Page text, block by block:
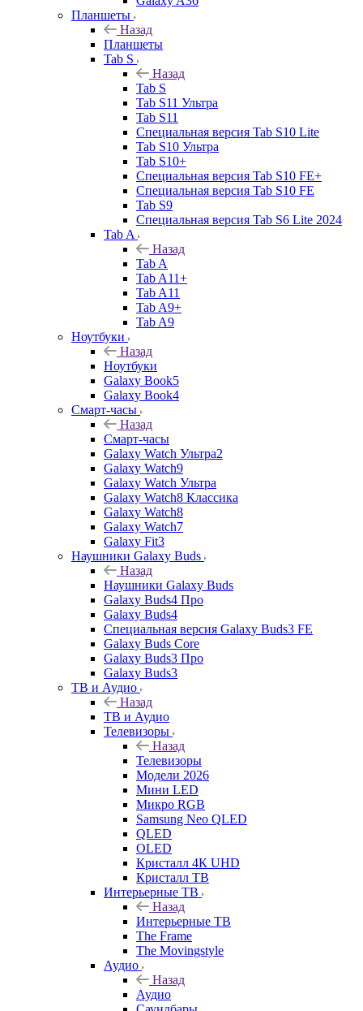
Планшеты
Назад
Планшеты
Tab S
Назад
Tab S
Tab S11 Ультра
Tab S11
Специальная версия Tab S10 Lite
Tab S10 Ультра
Tab S10+
Специальная версия Tab S10 FE+
Специальная версия Tab S10 FE
Tab S9
Специальная версия Tab S6 Lite 2024
Tab A
Назад
Tab A
Tab A11+
Tab A11
Tab A9+
Tab A9
Ноутбуки
Назад
Ноутбуки
Galaxy Book5
Galaxy Book4
Смарт-часы
Назад
Смарт-часы
Galaxy Watch Ультра2
Galaxy Watch9
Galaxy Watch Ультра
Galaxy Watch8 Классика
Galaxy Watch8
Galaxy Watch7
Galaxy Fit3
Наушники Galaxy Buds
Назад
Наушники Galaxy Buds
Galaxy Buds4 Про
Galaxy Buds4
Специальная версия Galaxy Buds3 FE
Galaxy Buds Core
Galaxy Buds3 Про
Galaxy Buds3
ТВ и Аудио
Назад
ТВ и Аудио
Телевизоры
Назад
Телевизоры
Модели 2026
Мини LED
Микро RGB
Samsung Neo QLED
QLED
OLED
Кристалл 4К UHD
Кристалл ТВ
Интерьерные ТВ
Назад
Интерьерные ТВ
The Frame
The Movingstyle
Аудио
Назад
Аудио